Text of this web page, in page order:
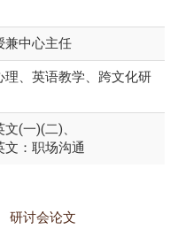
兼中心主任
理、英语教学、跨文化研
(一)(二)、
文：职场沟通
研讨会论文